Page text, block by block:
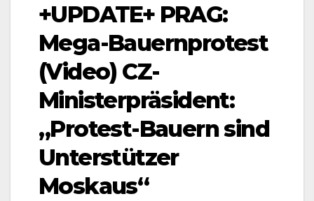
+UPDATE+ PRAG:
Mega-Bauernprotest
(Video) CZ-
Ministerpräsident:
„Protest-Bauern sind
Unterstützer
Moskaus“